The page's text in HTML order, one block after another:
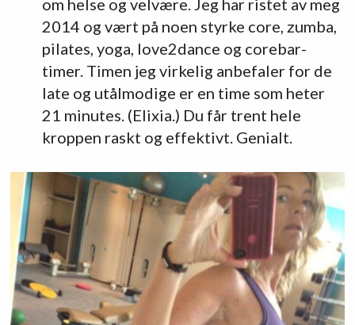
om helse og velvære. Jeg har ristet av meg
2014 og vært på noen styrke core, zumba,
pilates, yoga, love2dance og corebar-
timer. Timen jeg virkelig anbefaler for de
late og utålmodige er en time som heter
21 minutes. (Elixia.) Du får trent hele
kroppen raskt og effektivt. Genialt.